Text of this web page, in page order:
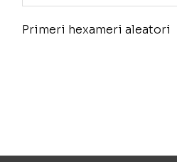
Primeri hexameri aleatori